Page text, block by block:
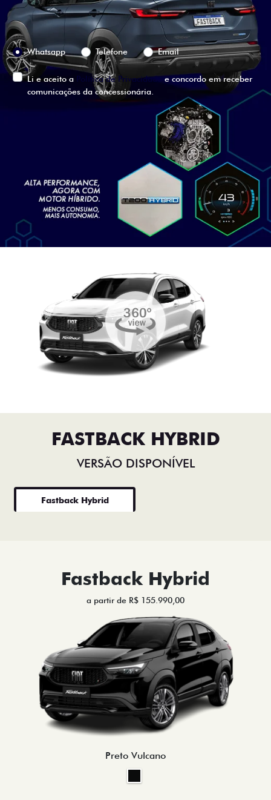
Preferência de contato:
Whatsapp
Telefone Email
Li e aceito a Política de Privacidade
e concordo em receber
comunicações da concessionária.
ENTRAR EM CONTATO
VISUALIZE O
VEÍCULO EM
360°
FASTBACK HYBRID
VERSÃO DISPONÍVEL
Fastback Hybrid
Fastback Hybrid
a partir de R$ 155.990,00
Preto Vulcano